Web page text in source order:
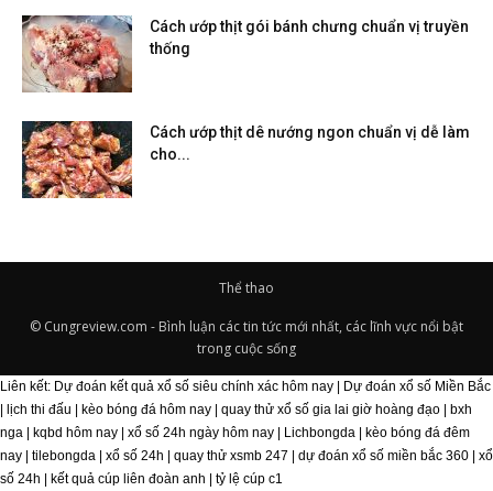
Cách ướp thịt gói bánh chưng chuẩn vị truyền
thống
Cách ướp thịt dê nướng ngon chuẩn vị dễ làm
cho...
Thể thao
© Cungreview.com - Bình luận các tin tức mới nhất, các lĩnh vực nổi bật
trong cuộc sống
Liên kết: Dự đoán kết quả xổ số siêu chính xác hôm nay
Dự đoán xổ số Miền Bắc
lịch thi đấu kèo bóng đá hôm nay quay thử xổ số gia lai giờ hoàng đạo
bxh
nga
kqbd hôm nay xổ số 24h ngày hôm nay Lichbongda
kèo bóng đá đêm
nay
tilebongda xổ số 24h quay thử xsmb 247 dự đoán xổ số miền bắc 360
xổ
số 24h
kết quả cúp liên đoàn anh tỷ lệ cúp c1